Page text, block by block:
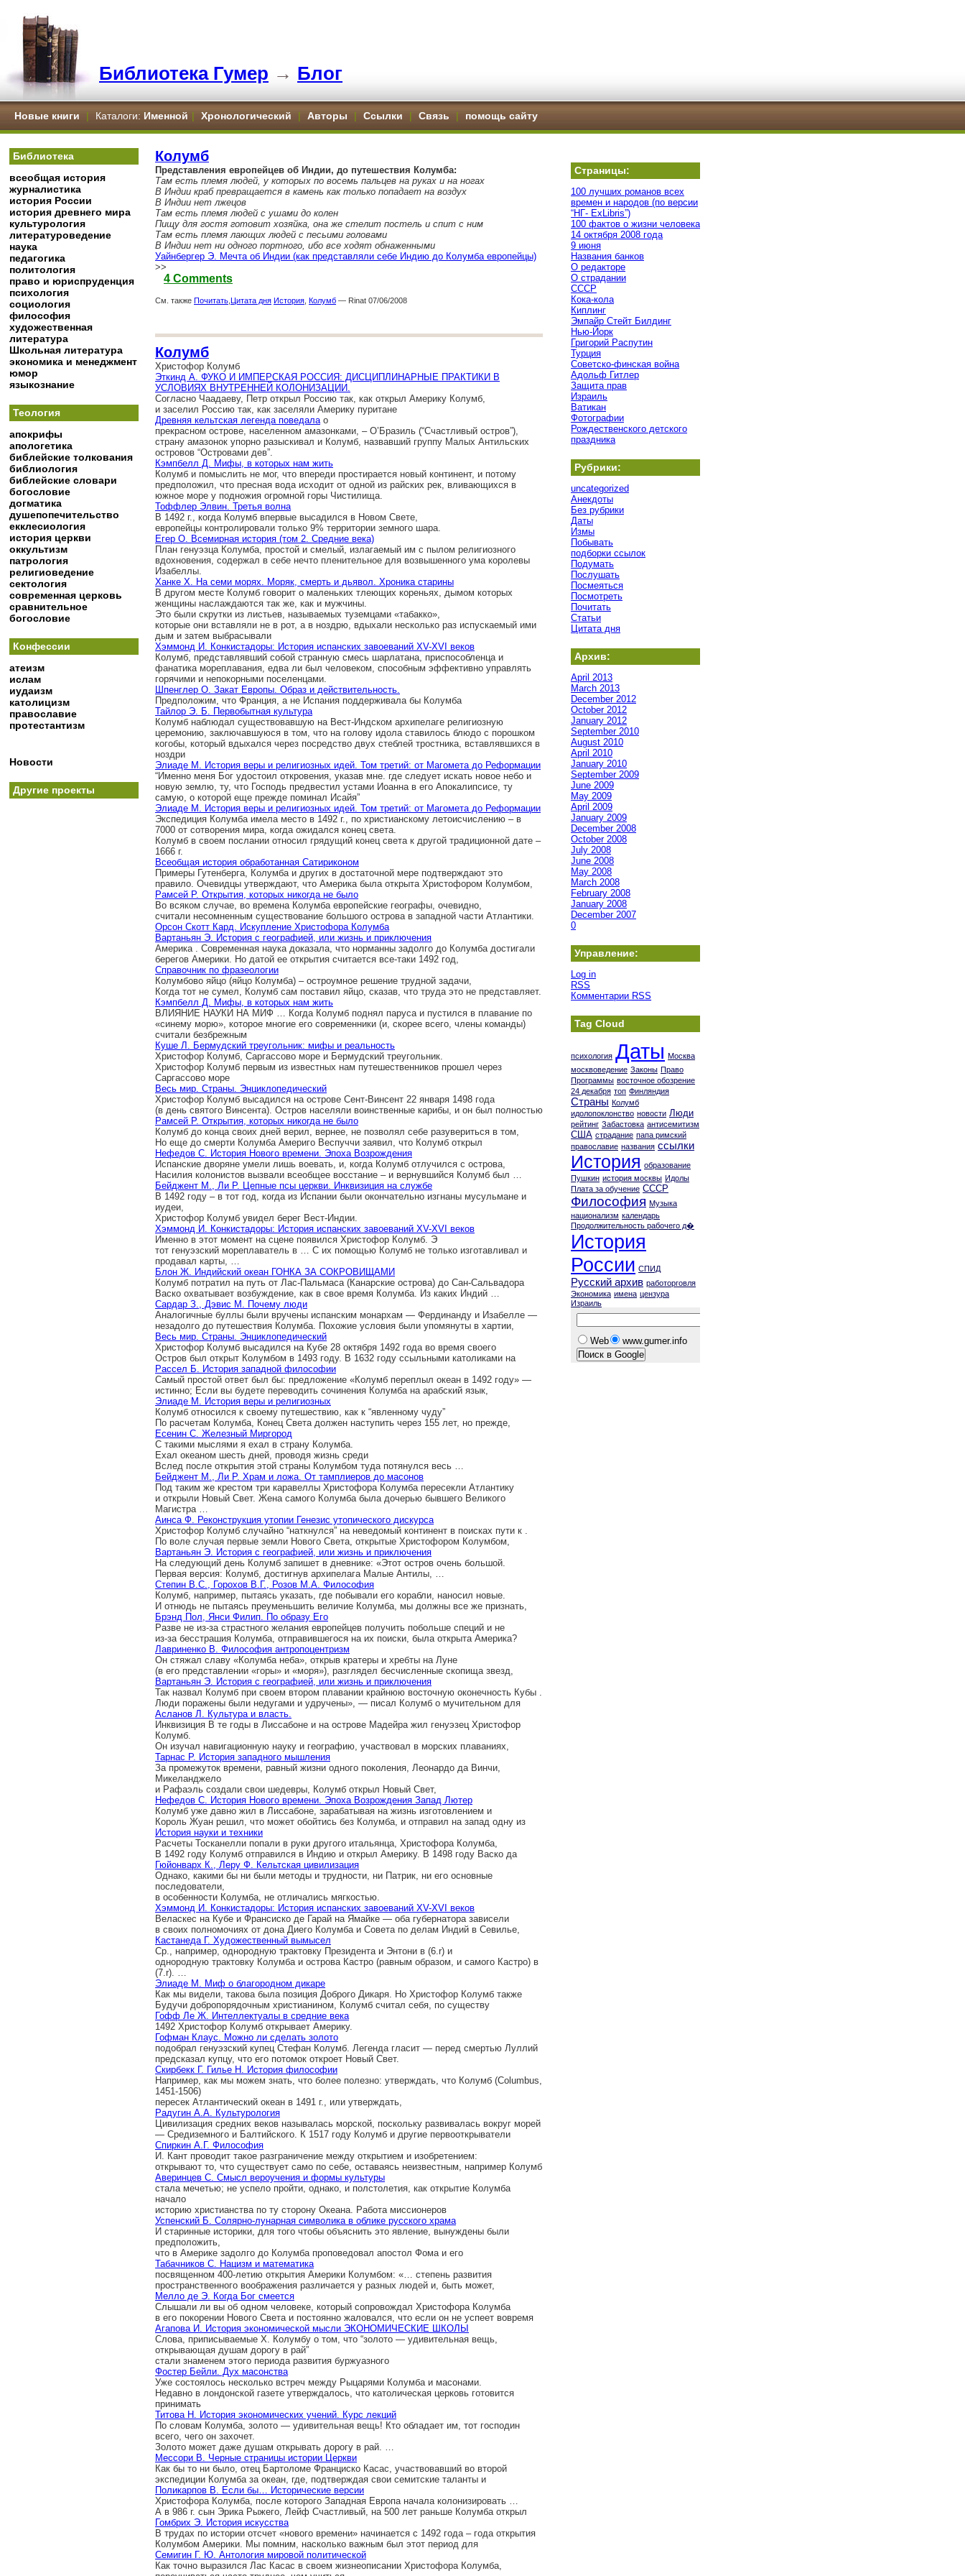
Библиотека Гумер → Блог
Новые книги | Каталоги: Именной | Хронологический | Авторы | Ссылки | Связь | помощь сайту
Библиотека
всеобщая история
журналистика
история России
история древнего мира
культурология
литературоведение
наука
педагогика
политология
право и юриспруденция
психология
социология
философия
художественная
литература
Школьная литература
экономика и менеджмент
юмор
языкознание
Теология
апокрифы
апологетика
библейские толкования
библиология
библейские словари
богословие
догматика
душепопечительство
екклесиология
история церкви
оккультизм
патрология
религиоведение
сектология
современная церковь
сравнительное
богословие
Конфессии
атеизм
ислам
иудаизм
католицизм
православие
протестантизм
Новости
Другие проекты
Колумб
Представления европейцев об Индии, до путешествия Колумба:
Там есть племя людей, у которых по восемь пальцев на руках и на ногах
В Индии краб превращается в камень как только попадает на воздух
В Индии нет лжецов
Там есть племя людей с ушами до колен
Пищу для гостя готовит хозяйка, она же стелит постель и спит с ним
Там есть племя лающих людей с песьими головами
В Индии нет ни одного портного, ибо все ходят обнаженными
Уайнбергер Э. Мечта об Индии (как представляли себе Индию до Колумба европейцы)
>>
4 Comments
См. также Почитать Цитата дня История Колумб — Rinat 07/06/2008
Колумб
Христофор Колумб
Эткинд А. ФУКО И ИМПЕРСКАЯ РОССИЯ: ДИСЦИПЛИНАРНЫЕ ПРАКТИКИ В
УСЛОВИЯХ ВНУТРЕННЕЙ КОЛОНИЗАЦИИ.
Согласно Чаадаеву, Петр открыл Россию так, как открыл Америку Колумб,
и заселил Россию так, как заселяли Америку пуритане
Древняя кельтская легенда поведалао
прекрасном острове, населенном амазонками, – О’Бразиль (“Счастливый остров”),
страну амазонок упорно разыскивал и Колумб, назвавший группу Малых Антильских
островов “Островами дев”.
Кэмпбелл Д. Мифы, в которых нам жить
Колумб и помыслить не мог, что впереди простирается новый континент, и потому
предположил, что пресная вода исходит от одной из райских рек, вливающихся в
южное море у подножия огромной горы Чистилища.
Тоффлер Элвин. Третья волна
В 1492 г., когда Колумб впервые высадился в Новом Свете,
европейцы контролировали только 9% территории земного шара.
Егер О. Всемирная история (том 2. Средние века)
План генуэзца Колумба, простой и смелый, излагаемый им с пылом религиозного
вдохновения, содержал в себе нечто пленительное для возвышенного ума королевы
Изабеллы.
Ханке Х. На семи морях. Моряк, смерть и дьявол. Хроника старины
В другом месте Колумб говорит о маленьких тлеющих кореньях, дымом которых
женщины наслаждаются так же, как и мужчины.
Это были скрутки из листьев, называемых туземцами «табакко»,
которые они вставляли не в рот, а в ноздрю, вдыхали несколько раз испускаемый ими
дым и затем выбрасывали
Хэммонд И. Конкистадоры: История испанских завоеваний XV-XVI веков
Колумб, представлявший собой странную смесь шарлатана, приспособленца и
фанатика мореплавания, едва ли был человеком, способным эффективно управлять
горячими и непокорными поселенцами.
Шпенглер О. Закат Европы. Образ и действительность.
Предположим, что Франция, а не Испания поддерживала бы Колумба
Тайлор Э. Б. Первобытная культура
Колумб наблюдал существовавшую на Вест-Индском архипелаге религиозную
церемонию, заключавшуюся в том, что на голову идола ставилось блюдо с порошком
когобы, который вдыхался через посредство двух стеблей тростника, вставлявшихся в
ноздри
Элиаде М. История веры и религиозных идей. Том третий: от Магомета до Реформации
“Именно меня Бог удостоил откровения, указав мне. где следует искать новое небо и
новую землю, ту, что Господь предвестил устами Иоанна в его Апокалипсисе, ту
самую, о которой еще прежде поминал Исайя”
Элиаде М. История веры и религиозных идей. Том третий: от Магомета до Реформации
Экспедиция Колумба имела место в 1492 г., по христианскому летоисчислению – в
7000 от сотворения мира, когда ожидался конец света.
Колумб в своем послании относил грядущий конец света к другой традиционной дате –
1666 г.
Всеобщая история обработанная Сатириконом
Примеры Гутенберга, Колумба и других в достаточной мере подтверждают это
правило. Очевидцы утверждают, что Америка была открыта Христофором Колумбом,
Рамсей Р. Открытия, которых никогда не было
Во всяком случае, во времена Колумба европейские географы, очевидно,
считали несомненным существование большого острова в западной части Атлантики.
Орсон Скотт Кард. Искупление Христофора Колумба
Вартаньян Э. История с географией, или жизнь и приключения
Америка . Современная наука доказала, что норманны задолго до Колумба достигали
берегов Америки. Но датой ее открытия считается все-таки 1492 год,
Справочник по фразеологии
Колумбово яйцо (яйцо Колумба) – остроумное решение трудной задачи,
Когда тот не сумел, Колумб сам поставил яйцо, сказав, что труда это не представляет.
Кэмпбелл Д. Мифы, в которых нам жить
ВЛИЯНИЕ НАУКИ НА МИФ … Когда Колумб поднял паруса и пустился в плавание по
«синему морю», которое многие его современники (и, скорее всего, члены команды)
считали безбрежным
Куше Л. Бермудский треугольник: мифы и реальность
Христофор Колумб, Саргассово море и Бермудский треугольник.
Христофор Колумб первым из известных нам путешественников прошел через
Саргассово море
Весь мир. Страны. Энциклопедический
Христофор Колумб высадился на острове Сент-Винсент 22 января 1498 года
(в день святого Винсента). Остров населяли воинственные карибы, и он был полностью
Рамсей Р. Открытия, которых никогда не было
Колумб до конца своих дней верил, вернее, не позволял себе разувериться в том,
Но еще до смерти Колумба Америго Веспуччи заявил, что Колумб открыл
Нефедов С. История Нового времени. Эпоха Возрождения
Испанские дворяне умели лишь воевать, и, когда Колумб отлучился с острова,
Насилия колонистов вызвали всеобщее восстание – и вернувшийся Колумб был …
Бейджент М., Ли Р. Цепные псы церкви. Инквизиция на службе
В 1492 году – в тот год, когда из Испании были окончательно изгнаны мусульмане и
иудеи,
Христофор Колумб увидел берег Вест-Индии.
Хэммонд И. Конкистадоры: История испанских завоеваний XV-XVI веков
Именно в этот момент на сцене появился Христофор Колумб. Э
тот генуэзский мореплаватель в … С их помощью Колумб не только изготавливал и
продавал карты, …
Блон Ж. Индийский океан ГОНКА ЗА СОКРОВИЩАМИ
Колумб потратил на путь от Лас-Пальмаса (Канарские острова) до Сан-Сальвадора
Васко охватывает возбуждение, как в свое время Колумба. Из каких Индий …
Сардар З., Дэвис М. Почему люди
Аналогичные буллы были вручены испанским монархам — Фердинанду и Изабелле —
незадолго до путешествия Колумба. Похожие условия были упомянуты в хартии,
Весь мир. Страны. Энциклопедический
Христофор Колумб высадился на Кубе 28 октября 1492 года во время своего
Остров был открыт Колумбом в 1493 году. В 1632 году ссыльными католиками на
Рассел Б. История западной философии
Самый простой ответ был бы: предложение «Колумб переплыл океан в 1492 году» —
истинно; Если вы будете переводить сочинения Колумба на арабский язык,
Элиаде М. История веры и религиозных
Колумб относился к своему путешествию, как к “явленному чуду”
По расчетам Колумба, Конец Света должен наступить через 155 лет, но прежде,
Есенин С. Железный Миргород
С такими мыслями я ехал в страну Колумба.
Ехал океаном шесть дней, проводя жизнь среди
Вслед после открытия этой страны Колумбом туда потянулся весь …
Бейджент М., Ли Р. Храм и ложа. От тамплиеров до масонов
Под таким же крестом три каравеллы Христофора Колумба пересекли Атлантику
и открыли Новый Свет. Жена самого Колумба была дочерью бывшего Великого
Магистра …
Аинса Ф. Реконструкция утопии Генезис утопического дискурса
Христофор Колумб случайно “наткнулся” на неведомый континент в поисках пути к .
По воле случая первые земли Нового Света, открытые Христофором Колумбом,
Вартаньян Э. История с географией, или жизнь и приключения
На следующий день Колумб запишет в дневнике: «Этот остров очень большой.
Первая версия: Колумб, достигнув архипелага Малые Антилы, …
Степин В.С., Горохов В.Г., Розов М.А. Философия
Колумб, например, пытаясь указать, где побывали его корабли, наносил новые.
И отнюдь не пытаясь преуменьшить величие Колумба, мы должны все же признать,
Брэнд Пол, Янси Филип. По образу Его
Разве не из-за страстного желания европейцев получить побольше специй и не
из-за бесстрашия Колумба, отправившегося на их поиски, была открыта Америка?
Лавриненко В. Философия антропоцентризм
Он стяжал славу «Колумба неба», открыв кратеры и хребты на Луне
(в его представлении «горы» и «моря»), разглядел бесчисленные скопища звезд,
Вартаньян Э. История с географией, или жизнь и приключения
Так назвал Колумб при своем втором плавании крайнюю восточную оконечность Кубы .
Люди поражены были недугами и удручены», — писал Колумб о мучительном для
Асланов Л. Культура и власть.
Инквизиция В те годы в Лиссабоне и на острове Мадейра жил генуэзец Христофор
Колумб.
Он изучал навигационную науку и географию, участвовал в морских плаваниях,
Тарнас Р. История западного мышления
За промежуток времени, равный жизни одного поколения, Леонардо да Винчи,
Микеланджело
и Рафаэль создали свои шедевры, Колумб открыл Новый Свет,
Нефедов С. История Нового времени. Эпоха Возрождения Запад Лютер
Колумб уже давно жил в Лиссабоне, зарабатывая на жизнь изготовлением и
Король Жуан решил, что может обойтись без Колумба, и отправил на запад одну из
История науки и техники
Расчеты Тосканелли попали в руки другого итальянца, Христофора Колумба,
В 1492 году Колумб отправился в Индию и открыл Америку. В 1498 году Васко да
Гюйонварх К., Леру Ф. Кельтская цивилизация
Однако, какими бы ни были методы и трудности, ни Патрик, ни его основные
последователи,
в особенности Колумба, не отличались мягкостью.
Хэммонд И. Конкистадоры: История испанских завоеваний XV-XVI веков
Веласкес на Кубе и Франсиско де Гарай на Ямайке — оба губернатора зависели
в своих полномочиях от дона Диего Колумба и Совета по делам Индий в Севилье,
Кастанеда Г. Художественный вымысел
Ср., например, однородную трактовку Президента и Энтони в (6.r) и
однородную трактовку Колумба и острова Кастро (равным образом, и самого Кастро) в
(7.r). …
Элиаде М. Миф о благородном дикаре
Как мы видели, такова была позиция Доброго Дикаря. Но Христофор Колумб также
Будучи добропорядочным христианином, Колумб считал себя, по существу
Гофф Ле Ж. Интеллектуалы в средние века
1492 Христофор Колумб открывает Америку.
Гофман Клаус. Можно ли сделать золото
подобрал генуэзский купец Стефан Колумб. Легенда гласит — перед смертью Луллий
предсказал купцу, что его потомок откроет Новый Свет.
Скирбекк Г. Гилье Н. История философии
Например, как мы можем знать, что более полезно: утверждать, что Колумб (Columbus,
1451-1506)
пересек Атлантический океан в 1491 г., или утверждать,
Радугин А.А. Культурология
Цивилизация средних веков называлась морской, поскольку развивалась вокруг морей
— Средиземного и Балтийского. К 1517 году Колумб и другие первооткрыватели
Спиркин А.Г. Философия
И. Кант проводит такое разграничение между открытием и изобретением:
открывают то, что существует само по себе, оставаясь неизвестным, например Колумб
Аверинцев С. Cмысл вероучения и формы культуры
стала мечетью; не успело пройти, однако, и полстолетия, как открытие Колумба
начало
историю христианства по ту сторону Океана. Работа миссионеров
Успенский Б. Солярно-лунарная символика в облике русского храма
И старинные историки, для того чтобы объяснить это явление, вынуждены были
предположить,
что в Америке задолго до Колумба проповедовал апостол Фома и его
Табачников С. Нацизм и математика
посвященном 400-летию открытия Америки Колумбом: «… степень развития
пространственного воображения различается у разных людей и, быть может,
Мелло де Э. Когда Бог смеется
Слышали ли вы об одном человеке, который сопровождал Христофора Колумба
в его покорении Нового Света и постоянно жаловался, что если он не успеет вовремя
Агапова И. История экономической мысли ЭКОНОМИЧЕСКИЕ ШКОЛЫ
Слова, приписываемые Х. Колумбу о том, что “золото — удивительная вещь,
открывающая душам дорогу в рай”
стали знаменем этого периода развития буржуазного
Фостер Бейли. Дух масонства
Уже состоялось несколько встреч между Рыцарями Колумба и масонами.
Недавно в лондонской газете утверждалось, что католическая церковь готовится
принимать
Титова Н. История экономических учений. Курс лекций
По словам Колумба, золото — удивительная вещь! Кто обладает им, тот господин
всего, чего он захочет.
Золото может даже душам открывать дорогу в рай. …
Мессори В. Черные страницы истории Церкви
Как бы то ни было, отец Бартоломе Франциско Касас, участвовавший во второй
экспедиции Колумба за океан, где, подтверждая свои семитские таланты и
Поликарпов В. Если бы… Исторические версии
Христофора Колумба, после которого Западная Европа начала колонизировать …
А в 986 г. сын Эрика Рыжего, Лейф Счастливый, на 500 лет раньше Колумба открыл
Гомбрих Э. История искусства
В трудах по истории отсчет «нового времени» начинается с 1492 года – года открытия
Колумбом Америки. Мы помним, насколько важным был этот период для
Семигин Г. Ю. Антология мировой политической
Как точно выразился Лас Касас в своем жизнеописании Христофора Колумба,
Страницы:
100 лучших романов всех
времен и народов (по версии
“НГ- ExLibris”)
100 фактов о жизни человека
14 октября 2008 года
9 июня
Названия банков
О редакторе
О страдании
СССР
Кока-кола
Киплинг
Эмпайр Стейт Билдинг
Нью-Йорк
Григорий Распутин
Турция
Советско-финская война
Адольф Гитлер
Защита прав
Израиль
Ватикан
Фотографии
Рождественского детского
праздника
Рубрики:
uncategorized
Анекдоты
Без рубрики
Даты
Измы
Побывать
подборки ссылок
Подумать
Послушать
Посмеяться
Посмотреть
Почитать
Статьи
Цитата дня
Архив:
April 2013
March 2013
December 2012
October 2012
January 2012
September 2010
August 2010
April 2010
January 2010
September 2009
June 2009
May 2009
April 2009
January 2009
December 2008
October 2008
July 2008
June 2008
May 2008
March 2008
February 2008
January 2008
December 2007
0
Управление:
Log in
RSS
Комментарии RSS
Tag Cloud
психология Даты Москва
москвоведение Законы Право
Программы восточное обозрение
24 декабря топ Финляндия
Страны Колумб
идолопоклонство новости Люди
рейтинг Забастовка антисемитизм
США страдание папа римский
православие названия ссылки
История образование
Пушкин история москвы Идолы
Плата за обучение СССР
Философия Музыка
национализм календарь
Продолжительность рабочего д�
История
России СПИД
Русский архив работорговля
Экономика имена цензура
Израиль
Web www.gumer.info